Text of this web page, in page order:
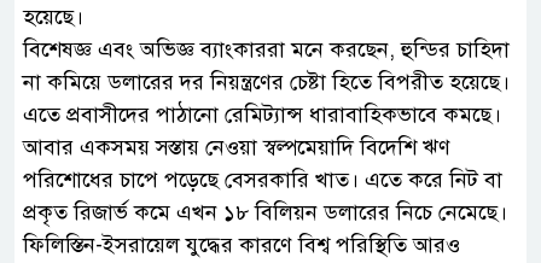
হয়েছে।
বিশেষজ্ঞ এবং অভিজ্ঞ ব্যাংকাররা মনে করছেন, হুন্ডির চাহিদা
না কমিয়ে ডলারের দর নিয়ন্ত্রণের চেষ্টা হিতে বিপরীত হয়েছে।
এতে প্রবাসীদের পাঠানো রেমিট্যান্স ধারাবাহিকভাবে কমছে।
আবার একসময় সস্তায় নেওয়া স্বল্পমেয়াদি বিদেশি ঋণ
পরিশোধের চাপে পড়েছে বেসরকারি খাত। এতে করে নিট বা
প্রকৃত রিজার্ভ কমে এখন ১৮ বিলিয়ন ডলারের নিচে নেমেছে।
ফিলিস্তিন-ইসরায়েল যুদ্ধের কারণে বিশ্ব পরিস্থিতি আরও